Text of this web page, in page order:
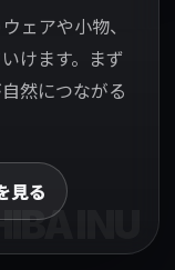
ェアや小物、
けます。まず
然につながる
見る